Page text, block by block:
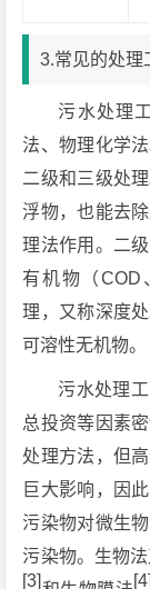
3.常见的处理
污水处理
法、物理化学
二级和三级处
浮物，也能去
理法作用。二
有机物（COD
理，又称深度
可溶性无机物。
污水处理
总投资等因素
处理方法，但
巨大影响，因
污染物对微生
污染物。生物
[3]
[4]